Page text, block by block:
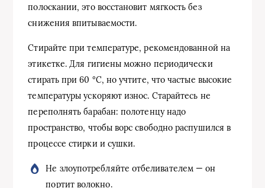
полоскании, это восстановит мягкость без
снижения впитываемости.
Стирайте при температуре, рекомендованной на
этикетке. Для гигиены можно периодически
стирать при 60 °C, но учтите, что частые высокие
температуры ускоряют износ. Старайтесь не
переполнять барабан: полотенцу надо
пространство, чтобы ворс свободно распушился в
процессе стирки и сушки.
Не злоупотребляйте отбеливателем — он
портит волокно.